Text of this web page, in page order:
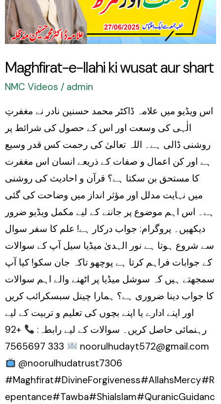
Maghfirat-e-Ilahi ki wusat aur shart
NMC Videos / admin
اس ویڈیو میں علامہ ڈاکٹر محمد حسنین نادر نے مغفرتِ
الٰہی کی وسعت اور اس کے حصول کی شرائط پر
روشنی ڈالی ہے۔ اللہ تعالیٰ کی رحمت کس قدر وسیع
ہے اور کن اعمال و صفات کے ذریعے انسان اس مغفرت
کا مستحق بن سکتا ہے؟ قرآن و احادیث کی روشنی
میں نہایت مدلل اور مؤثر انداز میں وضاحت کی گئی
ہے۔ اس اہم موضوع پر جاننے کے لیے مکمل ویڈیو ضرور
دیکھیں۔ پروگرام: جواب درکار ہے! علم کا سفر سوال
سے شروع ہوتا ہے نور الہدیٰ میڈیا سیل آپ کے سوالات
کے جوابات فراہم کرتا ہے پوچھو تاکہ جان سکو! کیا آپ
سمجھتے ہیں کہ سوشل میڈیا پر اٹھنے والے اہم سوالات
کا جواب دینا ضروری ہے؟ ہمارا چینل سبسکرائب کریں
اور اپنے ادارے یا اپنے بچوں کی تعلیم و تربیت کے لیے
رہنمائی حاصل کریں۔ سوالات کے لیے رابطہ:
+92
noorulhudayt572@gmail.com
#Maghfirat#DivineForgiveness#AllahsMercy#R
epentance#Tawba#ShiaIslam#QuranicGuidanc
aur
shart